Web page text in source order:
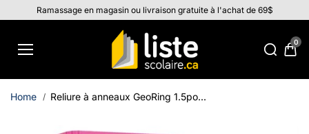
Aller au
contenu
Ramassage en magasin ou livraison gratuite à l'achat de 69$
0
Home Reliure à anneaux GeoRing 1.5po...